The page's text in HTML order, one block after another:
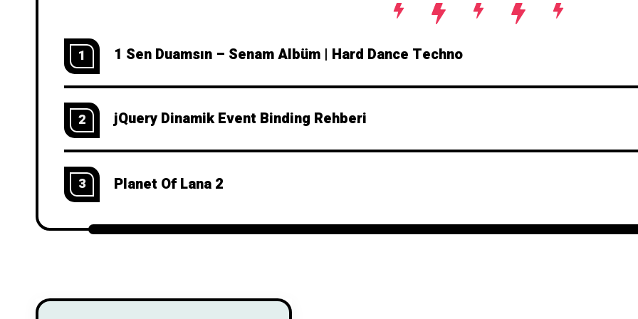
1 1 Sen Duamsın – Senam Albüm | Hard Dance Techno
2 jQuery Dinamik Event Binding Rehberi
3 Planet Of Lana 2